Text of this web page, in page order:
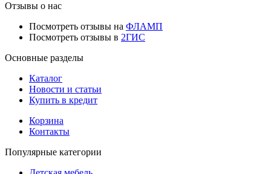
Отзывы о нас
Посмотреть отзывы на ФЛАМП
Посмотреть отзывы в 2ГИС
Основные разделы
Каталог
Новости и статьи
Купить в кредит
Корзина
Контакты
Популярные категории